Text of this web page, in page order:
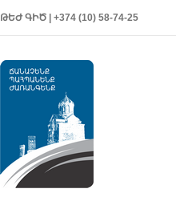
ԹԵԺ ԳԻԾ | +374 (10) 58-74-25